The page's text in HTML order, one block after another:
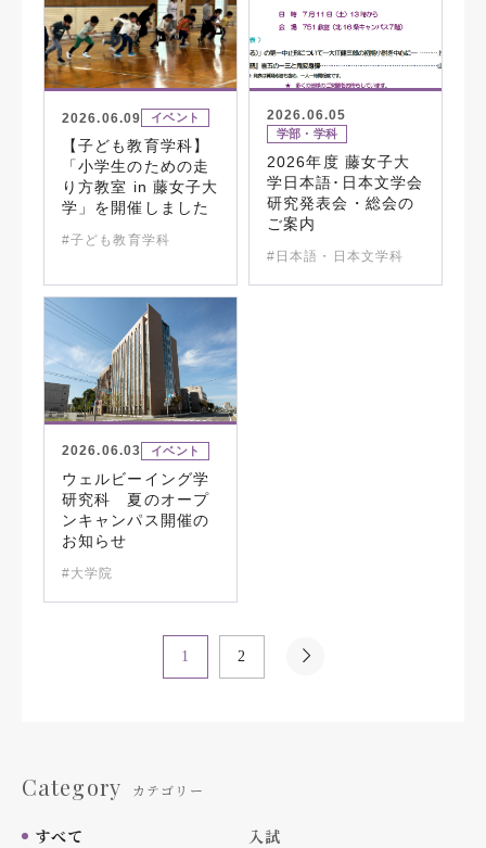
2026.06.09 イベント
【子ども教育学科】
「小学生のための走
り方教室 in 藤女子大
学」を開催しました
#子ども教育学科
2026.06.05
学部・学科
2026年度 藤女子大
学日本語･日本文学会
研究発表会・総会の
ご案内
#日本語・日本文学科
2026.06.03 イベント
ウェルビーイング学
研究科 夏のオープ
ンキャンパス開催の
お知らせ
#大学院
1 2
Category カテゴリー
すべて
入試